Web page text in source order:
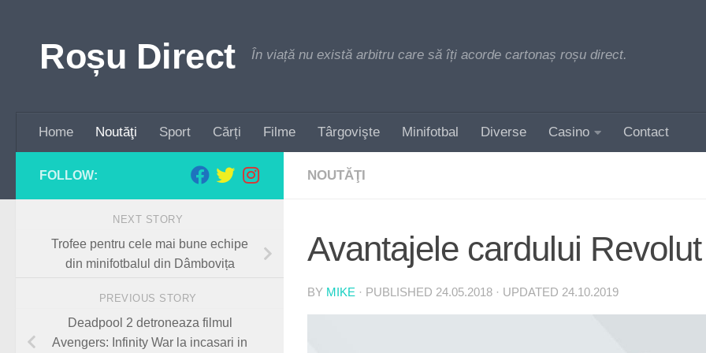
Roșu Direct În viață nu există arbitru care să îți acorde cartonaș roșu direct.
Home Noutăţi Sport Cărți Filme Târgovişte Minifotbal Diverse Casino Contact
NOUTĂŢI
Avantajele cardului Revolut
BY MIKE · PUBLISHED 24.05.2018 · UPDATED 24.10.2019
FOLLOW:
NEXT STORY
Trofee pentru cele mai bune echipe
din minifotbalul din Dâmbovița
PREVIOUS STORY
Deadpool 2 detroneaza filmul
Avengers: Infinity War la incasari in